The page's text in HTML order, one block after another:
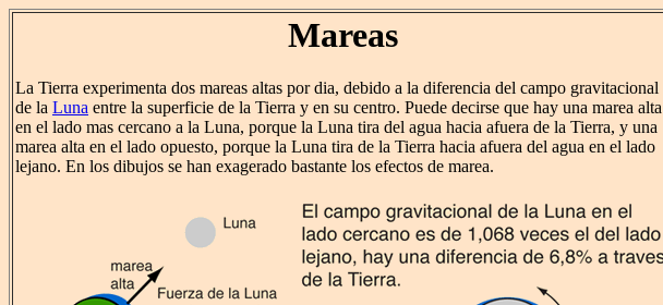
Mareas
La Tierra experimenta dos mareas altas por dia, debido a la diferencia del campo gravitacional
de la Luna entre la superficie de la Tierra y en su centro. Puede decirse que hay una marea alta
en el lado mas cercano a la Luna, porque la Luna tira del agua hacia afuera de la Tierra, y una
marea alta en el lado opuesto, porque la Luna tira de la Tierra hacia afuera del agua en el lado
lejano. En los dibujos se han exagerado bastante los efectos de marea.